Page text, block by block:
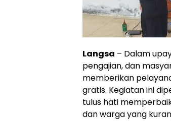
Langsa – Dalam
pengajian, dan
memberikan
gratis. Kegiatan ini
tulus hati
dan warga yang